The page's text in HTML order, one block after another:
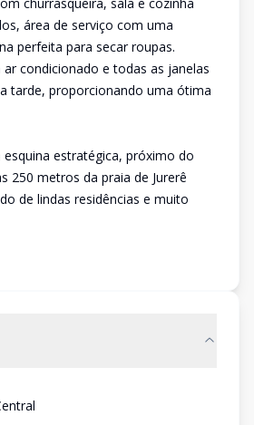
área de serviço com uma
perfeita para secar roupas.
condicionado e todas as janelas
tarde, proporcionando uma ótima
estratégica, próximo do
250 metros da praia de Jurerê
de lindas residências e muito